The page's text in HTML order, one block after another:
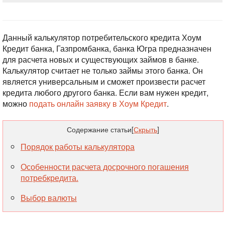
Данный калькулятор потребительского кредита Хоум
Кредит банка, Газпромбанка, банка Югра предназначен
для расчета новых и существующих займов в банке.
Калькулятор считает не только займы этого банка. Он
является универсальным и сможет произвести расчет
кредита любого другого банка. Если вам нужен кредит,
можно подать онлайн заявку в Хоум Кредит.
Содержание статьи[Скрыть]
Порядок работы калькулятора
Особенности расчета досрочного погашения
потребкредита.
Выбор валюты